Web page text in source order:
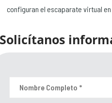
configuran el escaparate virtual
Solicítanos